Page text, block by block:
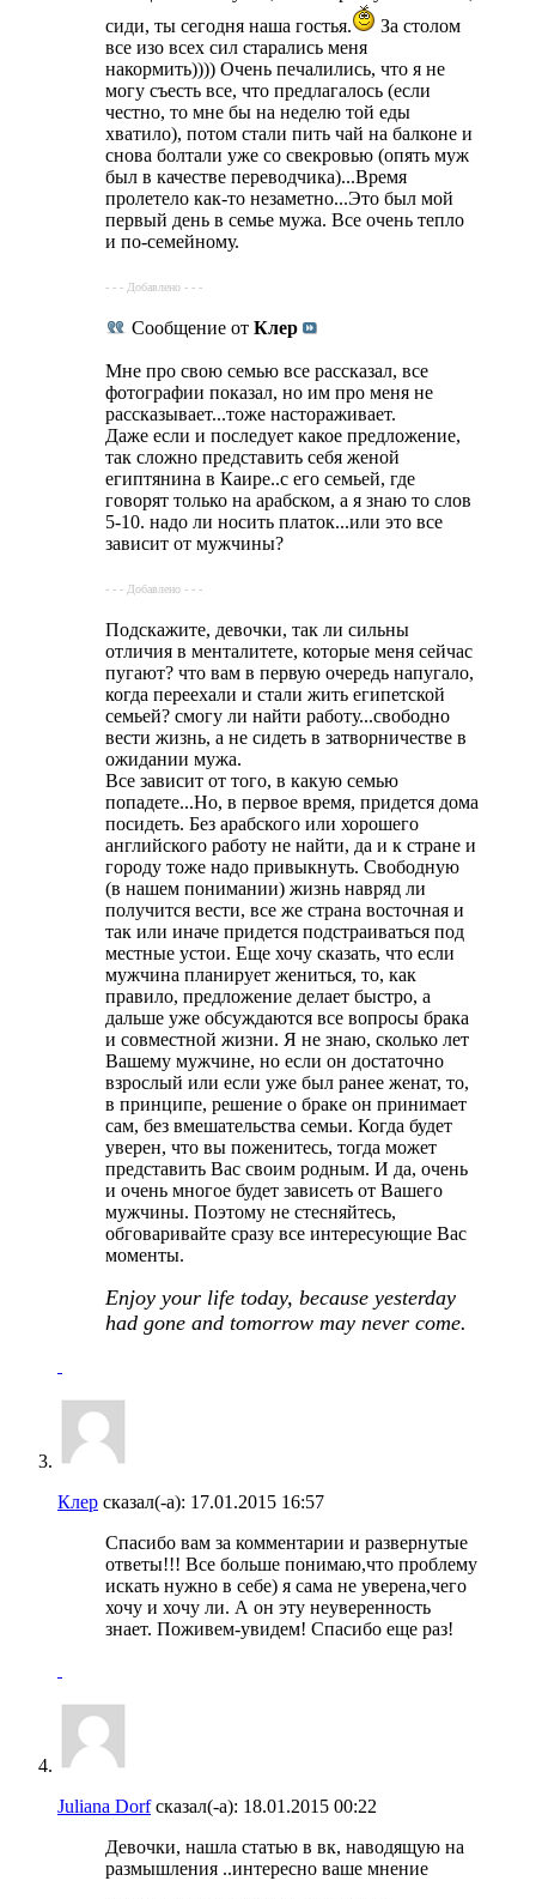
сиди, ты сегодня наша гостья.
За столом
все изо всех сил старались меня
накормить)))) Очень печалились, что я не
могу съесть все, что предлагалось (если
честно, то мне бы на неделю той еды
хватило), потом стали пить чай на балконе и
снова болтали уже со свекровью (опять муж
был в качестве переводчика)...Время
пролетело как-то незаметно...Это был мой
первый день в семье мужа. Все очень тепло
и по-семейному.
- - - Добавлено - - -
Сообщение от Клер
Мне про свою семью все рассказал, все
фотографии показал, но им про меня не
рассказывает...тоже настораживает.
Даже если и последует какое предложение,
так сложно представить себя женой
египтянина в Каире..с его семьей, где
говорят только на арабском, а я знаю то слов
5-10. надо ли носить платок...или это все
зависит от мужчины?
- - - Добавлено - - -
Подскажите, девочки, так ли сильны
отличия в менталитете, которые меня сейчас
пугают? что вам в первую очередь напугало,
когда переехали и стали жить египетской
семьей? смогу ли найти работу...свободно
вести жизнь, а не сидеть в затворничестве в
ожидании мужа.
Все зависит от того, в какую семью
попадете...Но, в первое время, придется дома
посидеть. Без арабского или хорошего
английского работу не найти, да и к стране и
городу тоже надо привыкнуть. Свободную
(в нашем понимании) жизнь навряд ли
получится вести, все же страна восточная и
так или иначе придется подстраиваться под
местные устои. Еще хочу сказать, что если
мужчина планирует жениться, то, как
правило, предложение делает быстро, а
дальше уже обсуждаются все вопросы брака
и совместной жизни. Я не знаю, сколько лет
Вашему мужчине, но если он достаточно
взрослый или если уже был ранее женат, то,
в принципе, решение о браке он принимает
сам, без вмешательства семьи. Когда будет
уверен, что вы поженитесь, тогда может
представить Вас своим родным. И да, очень
и очень многое будет зависеть от Вашего
мужчины. Поэтому не стесняйтесь,
обговаривайте сразу все интересующие Вас
моменты.
Enjoy your life today, because yesterday
had gone and tomorrow may never come.
Клер сказал(-а): 17.01.2015 16:57
Спасибо вам за комментарии и развернутые
ответы!!! Все больше понимаю,что проблему
искать нужно в себе) я сама не уверена,чего
хочу и хочу ли. А он эту неуверенность
знает. Поживем-увидем! Спасибо еще раз!
Juliana Dorfсказал(-а): 18.01.2015 00:22
Девочки, нашла статью в вк, наводящую на
размышления ..интересно ваше мнение